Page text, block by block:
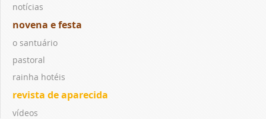
notícias
novena e festa
o santuário
pastoral
rainha hotéis
revista de aparecida
vídeos